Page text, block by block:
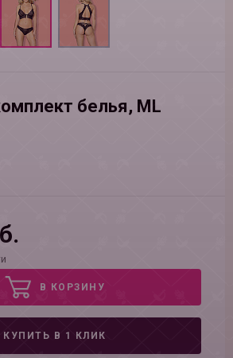
белья, ML
В КОРЗИНУ
КУПИТЬ В 1 КЛИК